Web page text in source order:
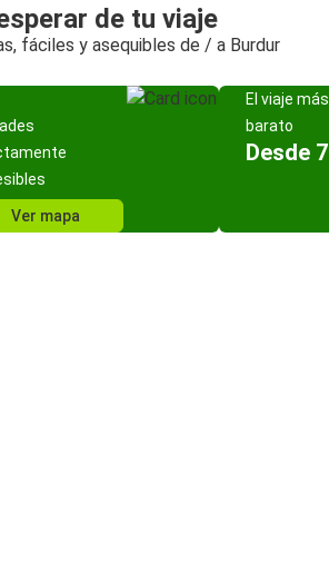
de tu viaje
fáciles y asequibles de / a Burdur
Ver mapa
El viaje más
barato
Desde